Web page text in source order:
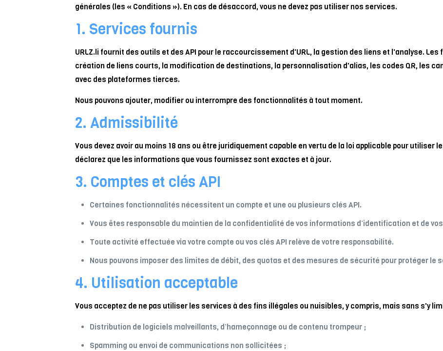
générales (les « Conditions »). En cas de désaccord, vous ne devez pas utiliser nos services.
1. Services fournis
URLZ.li fournit des outils et des API pour le raccourcissement d'URL, la gestion des liens et l'analyse.
création de liens courts, la modification de destinations, la personnalisation d'alias, les codes QR, les
avec des plateformes tierces.
Nous pouvons ajouter, modifier ou interrompre des fonctionnalités à tout moment.
2. Admissibilité
Vous devez avoir au moins 18 ans ou être juridiquement capable en vertu de la loi applicable pour utiliser
déclarez que les informations que vous fournissez sont exactes et à jour.
3. Comptes et clés API
Certaines fonctionnalités nécessitent un compte et une ou plusieurs clés API.
Vous êtes responsable du maintien de la confidentialité de vos informations d’identification et de vos
Toute activité effectuée via votre compte ou vos clés API relève de votre responsabilité.
Nous pouvons imposer des limites de débit, des quotas et des mesures de sécurité pour protéger le
4. Utilisation acceptable
Vous acceptez de ne pas utiliser les services à des fins illégales ou nuisibles, y compris, mais sans s'y
Distribution de logiciels malveillants, d’hameçonnage ou de contenu trompeur ;
Spamming ou envoi de communications non sollicitées ;